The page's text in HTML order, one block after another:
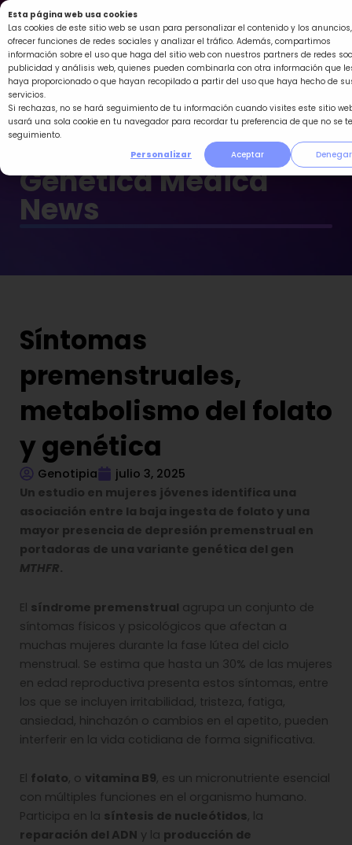
Esta página web usa cookies
Las cookies de este sitio web se usan para personalizar el contenido y los anuncios,
ofrecer funciones de redes sociales y analizar el tráfico. Además, compartimos
información sobre el uso que haga del sitio web con nuestros partners de redes
publicidad y análisis web, quienes pueden combinarla con otra información que
haya proporcionado o que hayan recopilado a partir del uso que haya hecho de
servicios.
Si rechazas, no se hará seguimiento de tu información cuando visites este sitio
usará una sola cookie en tu navegador para recordar tu preferencia de que no se
seguimiento.
Personalizar
Aceptar Denegar
Ir
al
contenido
Genética Médica
News
Síntomas
premenstruales,
metabolismo del folato
y genética
Genotipia
julio 3, 2025
Un estudio en mujeres jóvenes identifica una
asociación entre la baja ingesta de folato y una
mayor presencia de depresión premenstrual en
portadoras de una variante genética del gen
MTHFR.
El síndrome premenstrual agrupa un conjunto de
síntomas físicos y psicológicos que afectan a
muchas mujeres durante la fase lútea del ciclo
menstrual. Se estima que hasta un 30% de las mujeres
en edad reproductiva presenta estos síntomas, entre
los que se incluyen irritabilidad, tristeza, fatiga,
ansiedad, hinchazón o cambios en el apetito, pueden
interferir en la vida cotidiana de forma significativa.
El folato, o vitamina B9, es un micronutriente esencial
con múltiples funciones en el organismo humano.
Participa en la síntesis de nucleótidos, la
reparación del ADN y la producción de